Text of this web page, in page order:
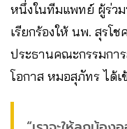
หนึ่งในทีมแพทย์ ผู้ร่ว
เรียกร้องให้ นพ. สุรโ
ประธานคณะกรรมกา
โอกาส หมอสุภัทร ได้เ